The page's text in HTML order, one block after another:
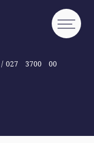
027 3700 00